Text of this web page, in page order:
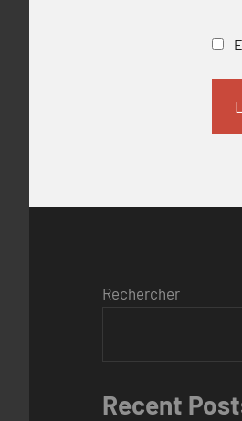
Rechercher
Recent